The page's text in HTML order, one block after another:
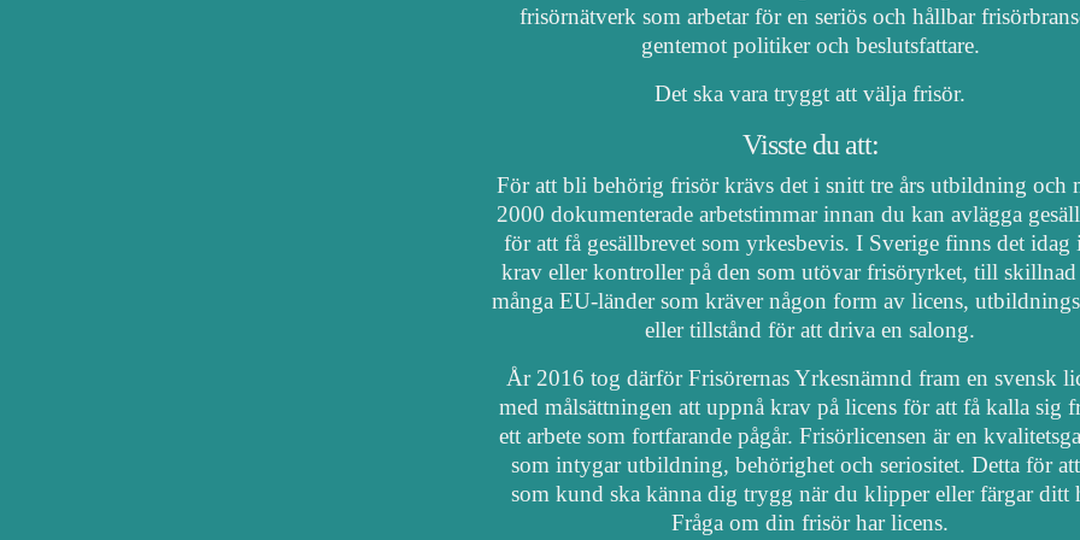
frisörnätverk som arbetar för en seriös och hållbar
gentemot politiker och beslutsfattare.
Det ska vara tryggt att välja frisör.
Visste du att:
För att bli behörig frisör krävs det i snitt tre års utbildning och
2000 dokumenterade arbetstimmar innan du kan avlägga
för att få gesällbrevet som yrkesbevis. I Sverige finns det idag
krav eller kontroller på den som utövar frisöryrket, till
många EU-länder som kräver någon form av licens,
eller tillstånd för att driva en salong.
År 2016 tog därför Frisörernas Yrkesnämnd fram en svensk
med målsättningen att uppnå krav på licens för att få kalla sig
ett arbete som fortfarande pågår. Frisörlicensen är en
som intygar utbildning, behörighet och seriositet. Detta för
som kund ska känna dig trygg när du klipper eller färgar ditt
Fråga om din frisör har licens.